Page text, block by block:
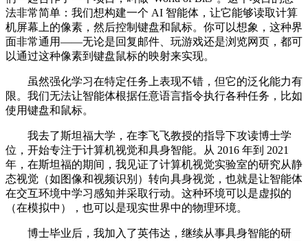
法非常简单：我们想构建一个 AI 智能体，让它能够读取计算
机屏幕上的像素，然后控制键盘和鼠标。你可以想象，这种界
面非常通用——无论是回复邮件、玩游戏还是浏览网页，都可
以通过这种像素到键盘鼠标的映射来实现。
虽然强化学习在特定任务上表现不错，但它的泛化能力有
限。我们无法让智能体根据任意语言指令执行各种任务，比如
使用键盘和鼠标。
我去了斯坦福大学，在李飞飞教授的指导下攻读博士学
位，开始专注于计算机视觉和具身智能。从 2016 年到 2021
年，在斯坦福的期间，我见证了计算机视觉实验室的研究从静
态视觉（如图像和视频识别）转向具身视觉，也就是让智能体
在交互环境中学习感知并采取行动。这种环境可以是虚拟的
（在模拟中），也可以是现实世界中的物理环境。
博士毕业后，我加入了英伟达，继续从事具身智能的研